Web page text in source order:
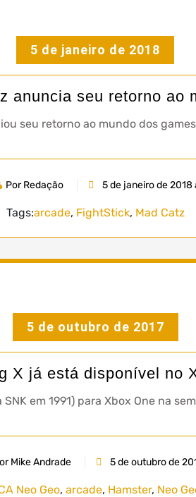
5 de janeiro de 2018
anuncia seu retorno ao
seu retorno ao mundo dos
Por Redação 5 de janeiro de 2018
Tags:arcade, FightStick, Mad Catz
5 de outubro de 2017
X já está disponível no
em 1991) para Xbox One na
Mike Andrade 5 de outubro de
Neo Geo, arcade, Hamster, Neo